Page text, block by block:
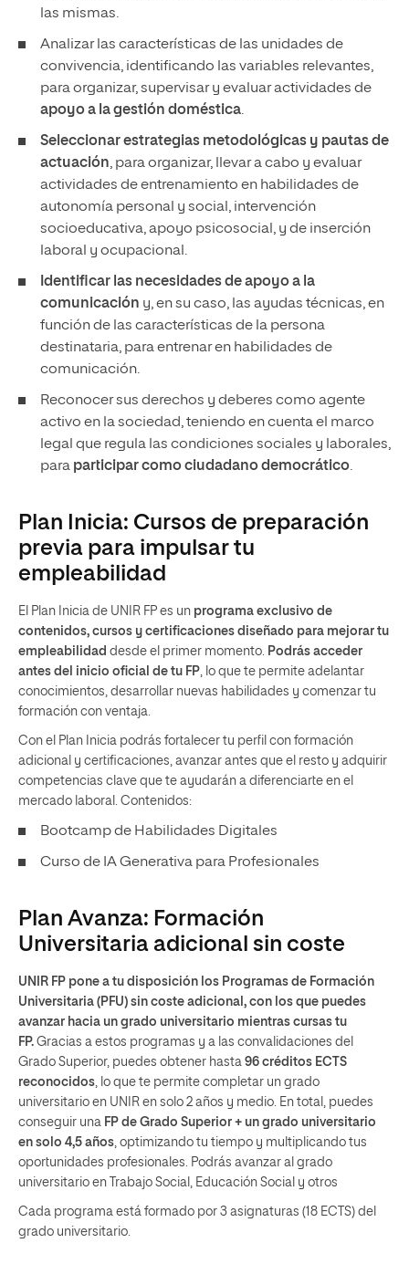
las mismas.
Analizar las características de las unidades de
convivencia, identificando las variables relevantes,
para organizar, supervisar y evaluar actividades de
apoyo a la gestión doméstica.
Seleccionar estrategias metodológicas y pautas de
actuación, para organizar, llevar a cabo y evaluar
actividades de entrenamiento en habilidades de
autonomía personal y social, intervención
socioeducativa, apoyo psicosocial, y de inserción
laboral y ocupacional.
Identificar las necesidades de apoyo a la
comunicación y, en su caso, las ayudas técnicas, en
función de las características de la persona
destinataria, para entrenar en habilidades de
comunicación.
Reconocer sus derechos y deberes como agente
activo en la sociedad, teniendo en cuenta el marco
legal que regula las condiciones sociales y laborales,
para participar como ciudadano democrático.
Plan Inicia: Cursos de preparación
previa para impulsar tu
empleabilidad
El Plan Inicia de UNIR FP es un programa exclusivo de
contenidos, cursos y certificaciones diseñado para mejorar tu
empleabilidad desde el primer momento. Podrás acceder
antes del inicio oficial de tu FP , lo que te permite adelantar
conocimientos, desarrollar nuevas habilidades y comenzar tu
formación con ventaja.
Con el Plan Inicia podrás fortalecer tu perfil con formación
adicional y certificaciones, avanzar antes que el resto y adquirir
competencias clave que te ayudarán a diferenciarte en el
mercado laboral. Contenidos:
Bootcamp de Habilidades Digitales
Curso de IA Generativa para Profesionales
Plan Avanza: Formación
Universitaria adicional sin coste
UNIR FP pone a tu disposición los Programas de Formación
Universitaria (PFU) sin coste adicional, con los que puedes
avanzar hacia un grado universitario mientras cursas tu
FP. Gracias a estos programas y a las convalidaciones del
Grado Superior, puedes obtener hasta 96 créditos ECTS
reconocidos , lo que te permite completar un grado
universitario en UNIR en solo 2 años y medio. En total, puedes
conseguir una FP de Grado Superior + un grado universitario
en solo 4,5 años , optimizando tu tiempo y multiplicando tus
oportunidades profesionales. Podrás avanzar al grado
universitario en Trabajo Social, Educación Social y otros
Cada programa está formado por 3 asignaturas (18 ECTS) del
grado universitario.